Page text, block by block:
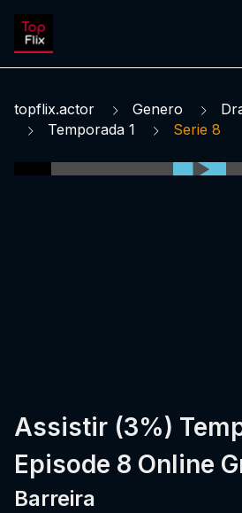
topflix.actor Genero
Temporada 1
Serie 8
Assistir (3%)
Episode 8 Online
Barreira